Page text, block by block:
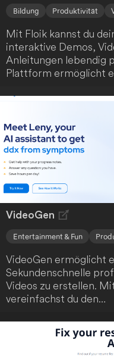
Bildung Produktivität
Mit Floik kannst du
interaktive Demos,
Anleitungen lebendig
Plattform ermöglicht
auch wenn sich dein
weiterentwickelt.
deiner Nutzer, steigere
Kundenzufriedenheit
Produktnutzung.
VideoGen
Entertainment & Fun
VideoGen ermöglicht
Sekundenschnelle
Videos zu erstellen.
vereinfachst du den
zeitaufwendig und
wenigen Klicks kannst
Videos kreieren.